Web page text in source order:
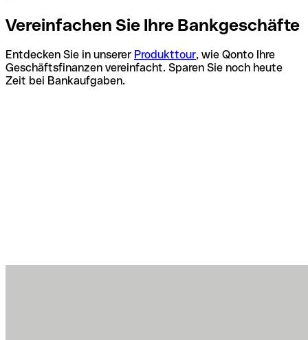
Vereinfachen Sie Ihre Bankgeschäfte
Entdecken Sie in unserer Produkttour, wie Qonto Ihre
Geschäftsfinanzen vereinfacht. Sparen Sie noch heute
Zeit bei Bankaufgaben.